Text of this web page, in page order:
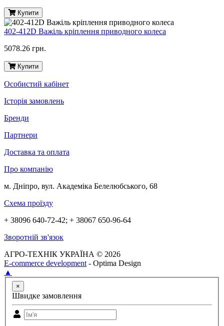
Купити
402-412D Важіль кріплення приводного колеса
5078.26 грн.
Купити
Особистий кабінет
Історія замовлень
Бренди
Партнери
Доставка та оплата
Про компанію
м. Дніпро, вул. Академіка Белелюбського, 68
Схема проїзду
+ 38096 640-72-42; + 38067 650-96-64
Зворотній зв'язок
АГРО-ТЕХНІК УКРАЇНА © 2026
E-commerce development - Optima Design
▲
×
Швидке замовлення